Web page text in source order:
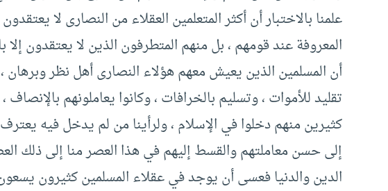
علمنا بالاختبار أن أكثر المتعلمين العقلاء من النصارى لا
المعروفة عند قومهم ، بل منهم المتطرفون الذين لا يعتقدون
أن المسلمين الذين يعيش معهم هؤلاء النصارى أهل نظر وبرهان
تقليد للأموات ، وتسليم بالخرافات ، وكانوا يعاملونهم
كثيرين منهم دخلوا في الإسلام ، ولرأينا من لم يدخل فيه
إلى حسن معاملتهم والقسط إليهم في هذا العصر منا إلى ذلك
الدين والدنيا فعسى أن يوجد في عقلاء المسلمين كثيرون